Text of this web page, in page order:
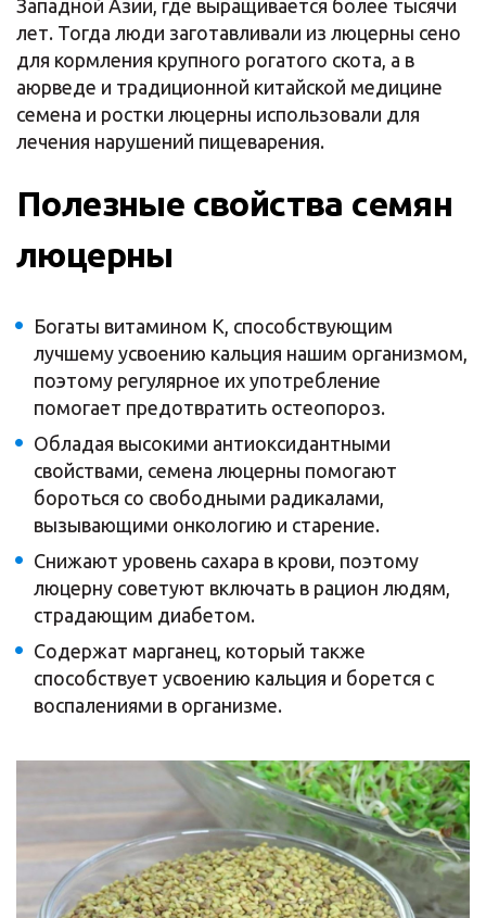
Западной Азии, где выращивается более тысячи
лет. Тогда люди заготавливали из люцерны сено
для кормления крупного рогатого скота, а в
аюрведе и традиционной китайской медицине
семена и ростки люцерны использовали для
лечения нарушений пищеварения.
Полезные свойства семян
люцерны
Богаты витамином К, способствующим
лучшему усвоению кальция нашим организмом,
поэтому регулярное их употребление
помогает предотвратить остеопороз.
Обладая высокими антиоксидантными
свойствами, семена люцерны помогают
бороться со свободными радикалами,
вызывающими онкологию и старение.
Снижают уровень сахара в крови, поэтому
люцерну советуют включать в рацион людям,
страдающим диабетом.
Содержат марганец, который также
способствует усвоению кальция и борется с
воспалениями в организме.